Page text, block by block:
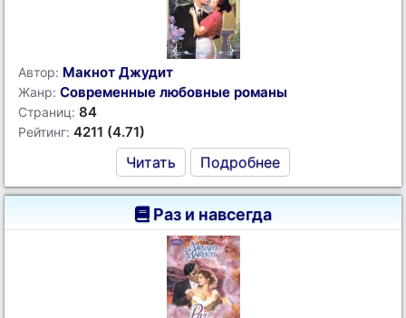
Автор: Макнот Джудит
Жанр: Современные любовные романы
Страниц: 84
Рейтинг: 4211 (4.71)
Читать Подробнее
Раз и навсегда